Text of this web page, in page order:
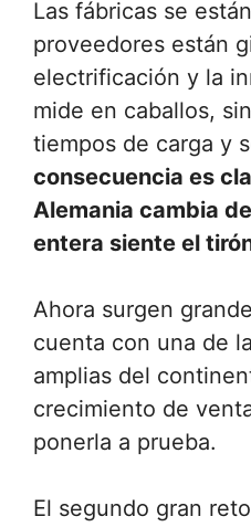
Las fábricas se
proveedores están
electrificación y la
mide en caballos,
tiempos de carga y
consecuencia es
Alemania cambia
entera siente el
Ahora surgen
cuenta con una de
amplias del
crecimiento de
ponerla a prueba.
El segundo gran